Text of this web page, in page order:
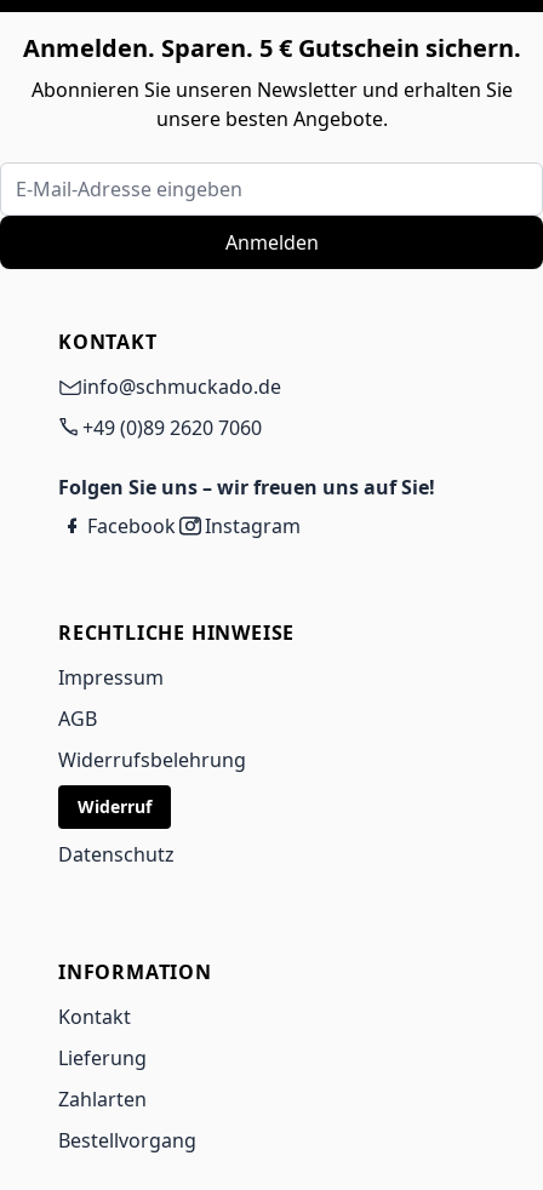
Anmelden. Sparen. 5 € Gutschein sichern.
Abonnieren Sie unseren Newsletter und erhalten Sie
unsere besten Angebote.
E-Mail-Adresse eingeben
Anmelden
KONTAKT
info@schmuckado.de
+49 (0)89 2620 7060
Folgen Sie uns – wir freuen uns auf Sie!
Facebook
Instagram
RECHTLICHE HINWEISE
Impressum
AGB
Widerrufsbelehrung
Widerruf
Datenschutz
INFORMATION
Kontakt
Lieferung
Zahlarten
Bestellvorgang